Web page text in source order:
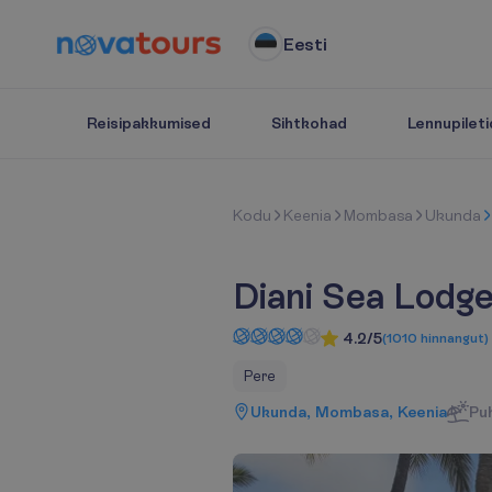
Eesti
Reisipakkumised Sihtkohad
Kodu Keenia Mombasa Ukunda
Diani Sea Lodge
4.2/5(1010 hinnangut)
Pere
Ukunda, Mombasa, Keenia